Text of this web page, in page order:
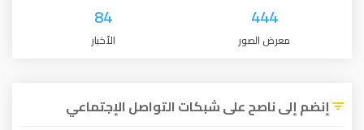
444
معرض الصور
84
الأخبار
إنضم إلى ناصح على شبكات التواصل الإجتماعي